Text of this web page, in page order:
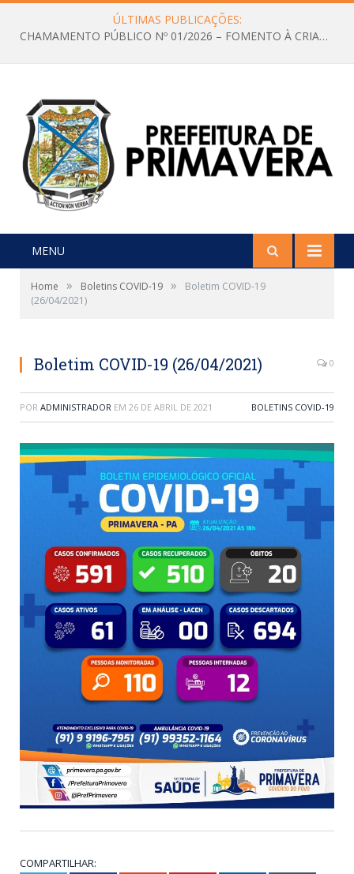
ÚLTIMAS PUBLICAÇÕES:
CHAMAMENTO PÚBLICO Nº 01/2026 – FOMENTO À CRIAÇÃO E A CIRCULAÇÃO DE PRODUÇÕES CULTURAIS – Aldir Blanc
MENU
Home » Boletins COVID-19 »
Boletim COVID-19
(26/04/2021)
Boletim COVID-19 (26/04/2021) 0
POR ADMINISTRADOR EM 26 DE ABRIL DE 2021 BOLETINS COVID-19
COMPARTILHAR: